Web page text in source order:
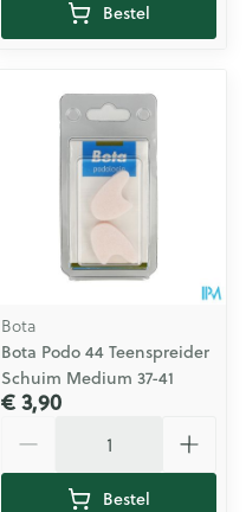
Bestel
Bota
Bota Podo 44 Teenspreider
Schuim Medium 37-41
€ 3,90
Bestel